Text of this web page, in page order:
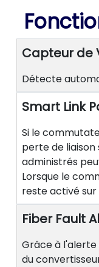
Capteur de
Détecte
Smart Link
Si le
perte de
administrés
Lorsque le
reste activé
Fiber Fault
Grâce à l'alerte
du